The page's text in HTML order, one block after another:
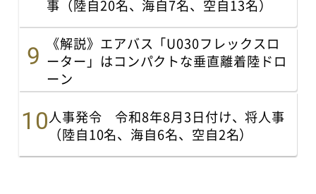
事（陸自20名、海自7名、空自13名）
《解説》エアバス「U030フレックスロ
ーター」はコンパクトな垂直離着陸ドロ
ーン
人事発令 令和8年8月3日付け、将人事
（陸自10名、海自6名、空自2名）